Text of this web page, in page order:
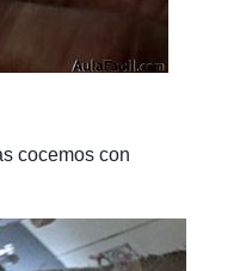
cocemos con